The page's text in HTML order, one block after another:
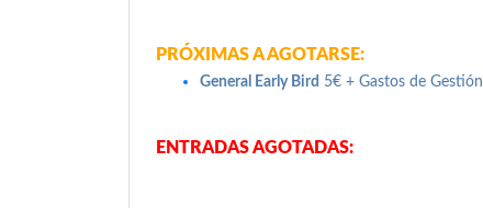
PRÓXIMAS A AGOTARSE:
General Early Bird 5€ + Gastos de Gestión
ENTRADAS AGOTADAS: